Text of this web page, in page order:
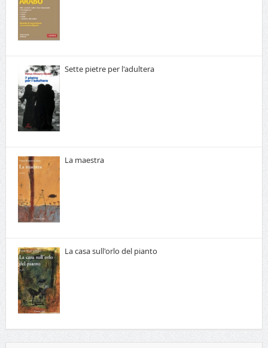
Sette pietre per l'adultera
La maestra
La casa sull'orlo del pianto